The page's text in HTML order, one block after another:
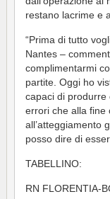
restano lacrime e
“Prima di tutto
Nantes –
complimentarmi
partite. Oggi ho
capaci di produrre
errori che alla fine
all’atteggiamento
posso dire di
TABELLINO:
RN FLORENTIA-